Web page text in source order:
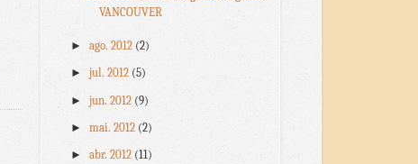
VANCOUVER
► ago. 2012 (2)
► jul. 2012 (5)
► jun. 2012 (9)
► mai. 2012 (2)
► abr. 2012 (11)